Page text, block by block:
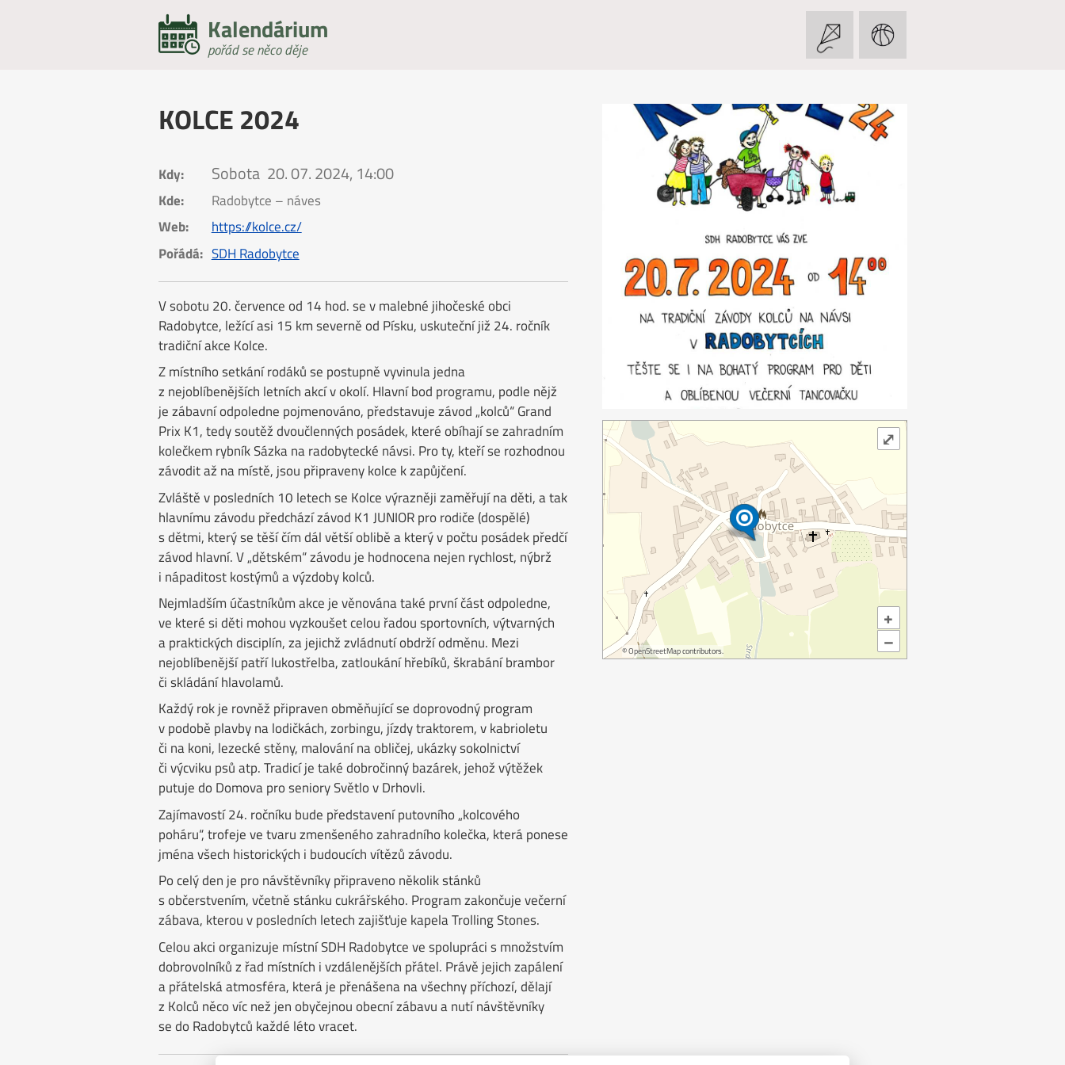
Kalendárium
pořád se něco děje
KOLCE 2024
Kdy: Sobota 20. 07. 2024, 14:00
Kde:
Radobytce – náves
Web:
https://kolce.cz/
Pořádá: SDH Radobytce
V sobotu 20. července od 14 hod. se v malebné jihočeské obci
Radobytce, ležící asi 15 km severně od Písku, uskuteční již 24. ročník
tradiční akce Kolce.
Z místního setkání rodáků se postupně vyvinula jedna
z nejoblíbenějších letních akcí v okolí. Hlavní bod programu, podle nějž
je zábavní odpoledne pojmenováno, představuje závod „kolců“ Grand
Prix K1, tedy soutěž dvoučlenných posádek, které obíhají se zahradním
kolečkem rybník Sázka na radobytecké návsi. Pro ty, kteří se rozhodnou
závodit až na místě, jsou připraveny kolce k zapůjčení.
Zvláště v posledních 10 letech se Kolce výrazněji zaměřují na děti, a tak
hlavnímu závodu předchází závod K1 JUNIOR pro rodiče (dospělé)
s dětmi, který se těší čím dál větší oblibě a který v počtu posádek předčí
závod hlavní. V „dětském“ závodu je hodnocena nejen rychlost, nýbrž
i nápaditost kostýmů a výzdoby kolců.
Nejmladším účastníkům akce je věnována také první část odpoledne,
ve které si děti mohou vyzkoušet celou řadou sportovních, výtvarných
a praktických disciplín, za jejichž zvládnutí obdrží odměnu. Mezi
nejoblíbenější patří lukostřelba, zatloukání hřebíků, škrabání brambor
či skládání hlavolamů.
Každý rok je rovněž připraven obměňující se doprovodný program
v podobě plavby na lodičkách, zorbingu, jízdy traktorem, v kabrioletu
či na koni, lezecké stěny, malování na obličej, ukázky sokolnictví
či výcviku psů atp. Tradicí je také dobročinný bazárek, jehož výtěžek
putuje do Domova pro seniory Světlo v Drhovli.
Zajímavostí 24. ročníku bude představení putovního „kolcového
poháru“, trofeje ve tvaru zmenšeného zahradního kolečka, která ponese
jména všech historických i budoucích vítězů závodu.
Po celý den je pro návštěvníky připraveno několik stánků
s občerstvením, včetně stánku cukrářského. Program zakončuje večerní
zábava, kterou v posledních letech zajišťuje kapela Trolling Stones.
Celou akci organizuje místní SDH Radobytce ve spolupráci s množstvím
dobrovolníků z řad místních i vzdálenějších přátel. Právě jejich zapálení
a přátelská atmosféra, která je přenášena na všechny příchozí, dělají
z Kolců něco víc než jen obyčejnou obecní zábavu a nutí návštěvníky
se do Radobytců každé léto vracet.
+
–
©OpenStreetMapcontributors.
⤢